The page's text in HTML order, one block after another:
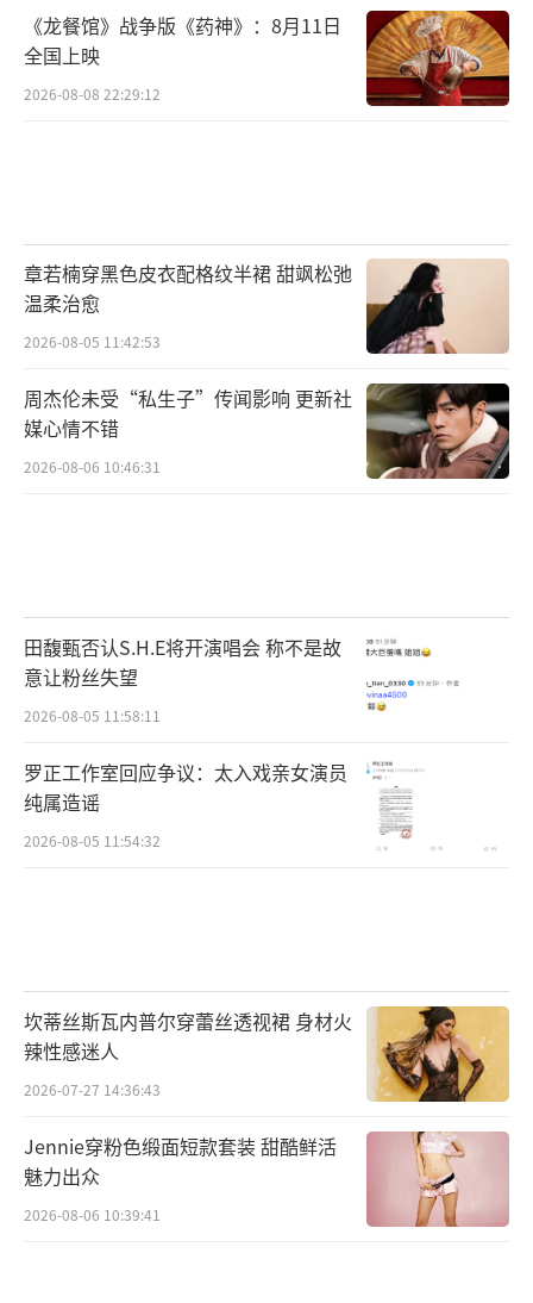
《龙餐馆》战争版《药神》：8月11日
全国上映
2026-08-08 22:29:12
章若楠穿黑色皮衣配格纹半裙 甜飒松弛
温柔治愈
2026-08-05 11:42:53
周杰伦未受“私生子”传闻影响 更新社
媒心情不错
2026-08-06 10:46:31
田馥甄否认S.H.E将开演唱会 称不是故
意让粉丝失望
2026-08-05 11:58:11
罗正工作室回应争议：太入戏亲女演员
纯属造谣
2026-08-05 11:54:32
坎蒂丝斯瓦内普尔穿蕾丝透视裙 身材火
辣性感迷人
2026-07-27 14:36:43
Jennie穿粉色缎面短款套装 甜酷鲜活
魅力出众
2026-08-06 10:39:41